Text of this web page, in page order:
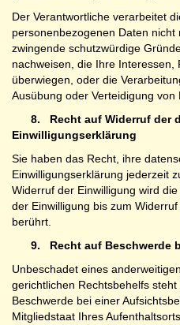
Der Verantwortliche verarbeitet
personenbezogenen Daten
zwingende schutzwürdige
nachweisen, die Ihre Interessen,
überwiegen, oder die
Ausübung oder Verteidigung von
8. Recht auf Widerruf der
Einwilligungserklärung
Sie haben das Recht, ihre
Einwilligungserklärung jederzeit
Widerruf der Einwilligung wird
der Einwilligung bis zum
berührt.
9. Recht auf Beschwerde
Unbeschadet eines
gerichtlichen Rechtsbehelfs
Beschwerde bei einer
Mitgliedstaat Ihres